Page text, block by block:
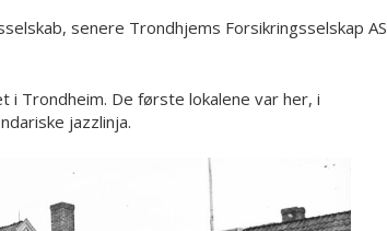
senere Trondhjems Forsikringsselskap AS
i Trondheim. De første lokalene var her, i
jazzlinja.